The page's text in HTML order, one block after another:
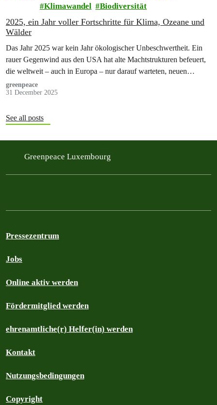
Klimawandel
Biodiversität
2025, ein Jahr voller Fortschritte für Klima, Ozeane und
Wälder
Das Jahr 2025 war kein Jahr ökologischer Unbeschwertheit. Ein
rauer Gegenwind aus den USA hat alte Machtstrukturen befeuert,
die weltweit – auch in Europa – nur darauf warteten, neuen
Auftrieb…
greenpeace
31 December 2025
See all posts
Greenpeace Luxembourg
Pressezentrum
Jobs
Online aktiv werden
Fördermitglied werden
ehrenamtliche(r) Helfer(in) werden
Kontakt
Nutzungsbedingungen
Copyright